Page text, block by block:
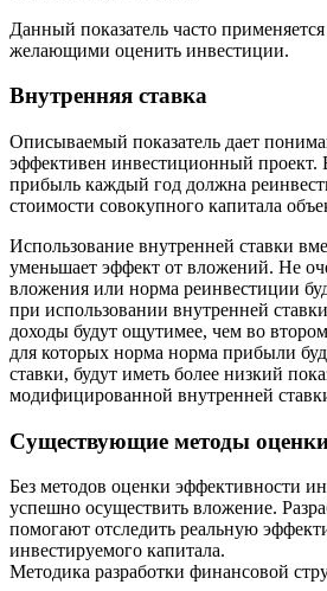
Данный показатель часто
желающими оценить инвестиции.
Внутренняя ставка
Описываемый показатель дает
эффективен инвестиционный проект.
прибыль каждый год должна
стоимости совокупного капитала
Использование внутренней ставки
уменьшает эффект от вложений. Не
вложения или норма реинвестиции
при использовании внутренней
доходы будут ощутимее, чем во
для которых норма норма прибыли
ставки, будут иметь более низкий
модифицированной внутренней
Существующие методы
Без методов оценки эффективности
успешно осуществить вложение.
помогают отследить реальную
инвестируемого капитала.
Методика разработки финансовой